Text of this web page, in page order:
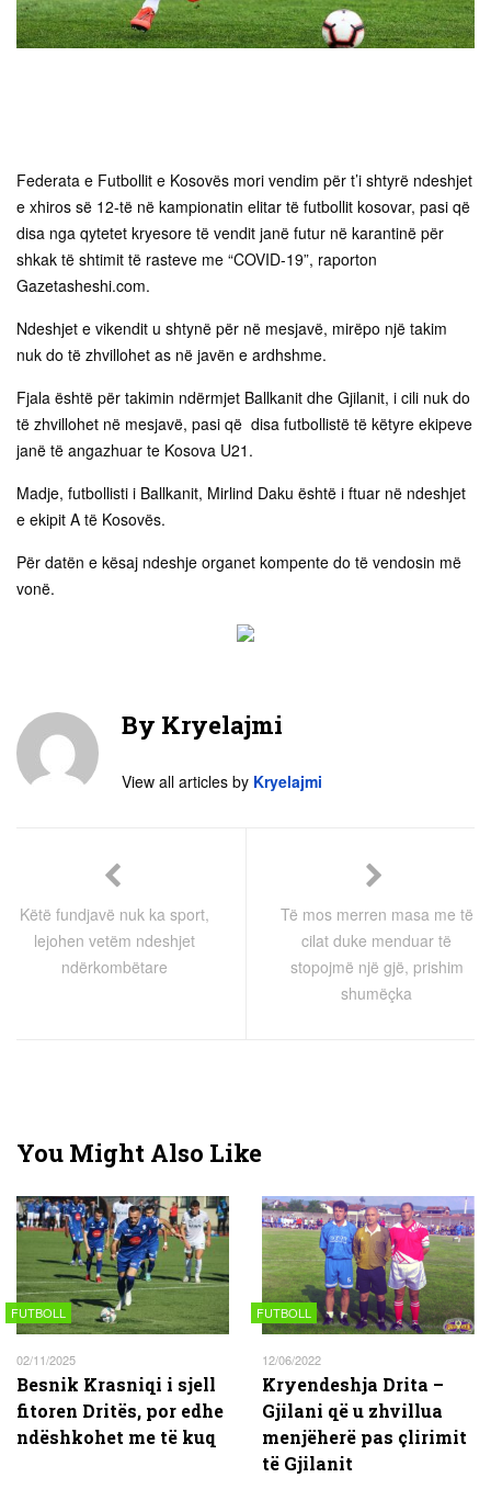
Federata e Futbollit e Kosovës mori vendim për t’i shtyrë ndeshjet
e xhiros së 12-të në kampionatin elitar të futbollit kosovar, pasi që
disa nga qytetet kryesore të vendit janë futur në karantinë për
shkak të shtimit të rasteve me “COVID-19”, raporton
Gazetasheshi.com.
Ndeshjet e vikendit u shtynë për në mesjavë, mirëpo një takim
nuk do të zhvillohet as në javën e ardhshme.
Fjala është për takimin ndërmjet Ballkanit dhe Gjilanit, i cili nuk do
të zhvillohet në mesjavë, pasi që disa futbollistë të këtyre ekipeve
janë të angazhuar te Kosova U21.
Madje, futbollisti i Ballkanit, Mirlind Daku është i ftuar në ndeshjet
e ekipit A të Kosovës.
Për datën e kësaj ndeshje organet kompente do të vendosin më
vonë.
By Kryelajmi
View all articles by Kryelajmi
Këtë fundjavë nuk ka sport,
lejohen vetëm ndeshjet
ndërkombëtare
Të mos merren masa me të
cilat duke menduar të
stopojmë një gjë, prishim
shumëçka
You Might Also Like
FUTBOLL
02/11/2025
Besnik Krasniqi i sjell
fitoren Dritës, por edhe
ndëshkohet me të kuq
FUTBOLL
12/06/2022
Kryendeshja Drita –
Gjilani që u zhvillua
menjëherë pas çlirimit
të Gjilanit